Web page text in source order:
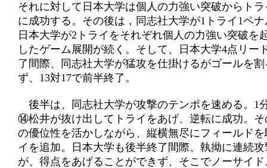
それに対して日本大学は個人の力強い突破からト
に成功する。その後は，同志社大学が1トライ1ペ
日本大学が2トライをそれぞれ個人の力強い突破を
したゲーム展開が続く。そして、日本大学4点リー
了間際、同志社大学が猛攻を仕掛けるがゴールを
ず、13対17で前半終了。
後半は、同志社大学が攻撃のテンポを速める。1
⑭松井が抜け出してトライをあげ、逆転に成功。
の優位性を活かしながら、縦横無尽にフィールド
イを追加。日本大学も後半終了間際、執拗に連続
が、得点をあげることができず、そこでノーサイド